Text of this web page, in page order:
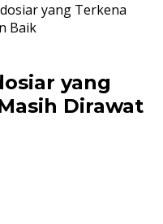
yang Terkena
Baik
yang
Dirawat